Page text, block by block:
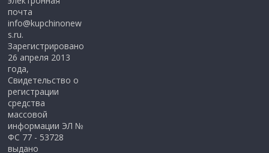
почта
info@kupchinonew
s.ru.
Зарегистрировано
26 апреля 2013
года,
Свидетельство о
регистрации
средства
массовой
информации ЭЛ №
ФС 77 - 53728
выдано